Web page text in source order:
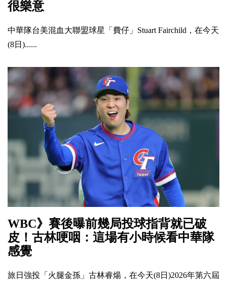
很樂意
中華隊台美混血大聯盟球星「費仔」Stuart Fairchild，在今天
(8日)......
WBC》賽後曝前幾局投球指背就已破
皮！古林哽咽：這場有小時候看中華隊
感覺
旅日強投「火腿金孫」古林睿煬，在今天(8日)2026年第六屆